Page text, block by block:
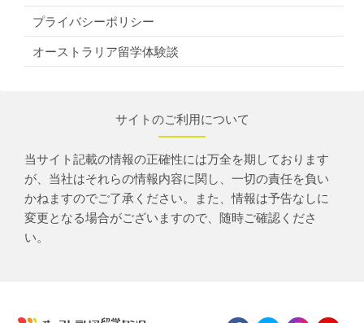
プライバシーポリシー
オーストラリア留学体験談
サイトのご利用について
当サイト記載の情報の正確性には万全を期しております
が、当社はそれらの情報内容に関し、一切の責任を負い
かねますのでご了承ください。また、情報は予告なしに
変更となる場合がございますので、随時ご確認くださ
い。